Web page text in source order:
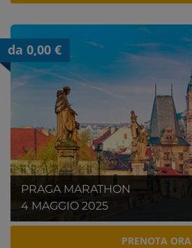
da 0,00 €
PRAGA MARATHON
4 MAGGIO 2025
PRENOTA ORA